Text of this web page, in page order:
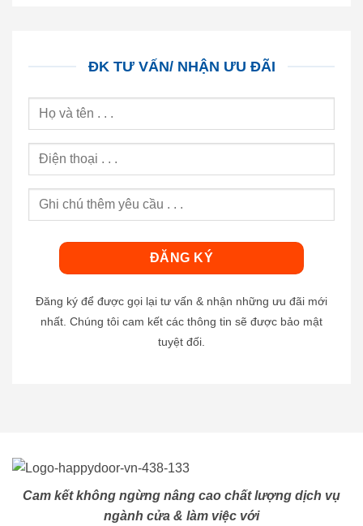
ĐK TƯ VẤN/ NHẬN ƯU ĐÃI
Đăng ký để được gọi lại tư vấn & nhận những ưu đãi mới
nhất. Chúng tôi cam kết các thông tin sẽ được bảo mật
tuyệt đối.
Cam kết không ngừng nâng cao chất lượng dịch vụ
ngành cửa & làm việc với